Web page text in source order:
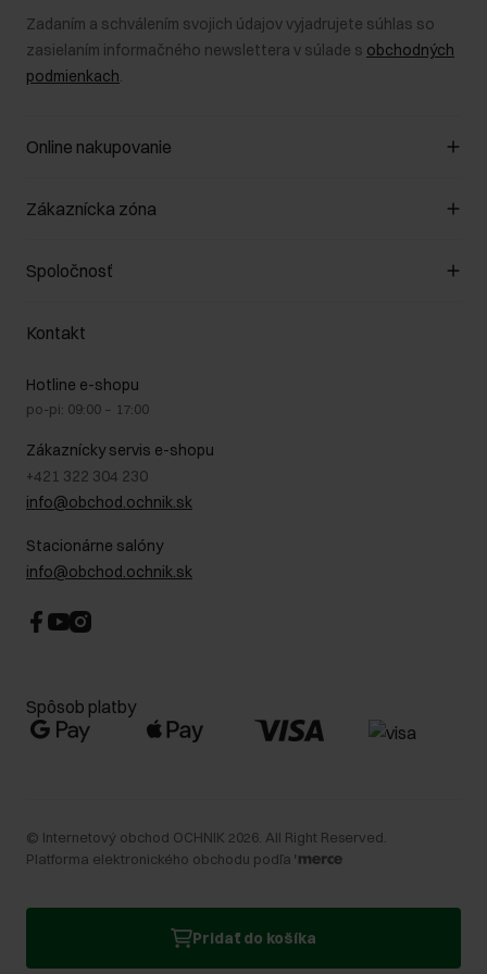
Pridať do košíka
Zadaním a schválením svojich údajov vyjadrujete súhlas so
zasielaním informačného newslettera v súlade s obchodných
podmienkach.
Online nakupovanie
Spravovať súbory cookie
Spôsob platby
Vrátenie
Zákaznícka zóna
Zákazníky klub
Pravidlá propagácie
Starostlivosť o kožu
Bezpečné nakupovanie
Blog
Najčastejšie kladené otázky (FAQ)
Spoločnosť
O nás
GDPR - Zásady ochrany osobných údajov
Právne informácie
Kontakt
Hotline e-shopu
po-pi: 09:00 – 17:00
Zákaznícky servis e-shopu
+421 322 304 230
info@obchod.ochnik.sk
Stacionárne salóny
info@obchod.ochnik.sk
Spôsob platby
© Internetový obchod OCHNIK 2026 . All Right Reserved.
Platforma elektronického obchodu podľa